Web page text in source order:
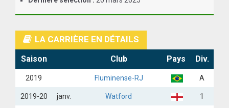
LA CARRIÈRE EN DÉTAILS
Saison Club Pays Div.
2019 Fluminense-RJ A
2019-20 janv. Watford 1